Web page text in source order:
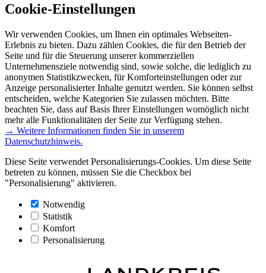
Cookie-Einstellungen
Wir verwenden Cookies, um Ihnen ein optimales Webseiten-
Erlebnis zu bieten. Dazu zählen Cookies, die für den Betrieb der
Seite und für die Steuerung unserer kommerziellen
Unternehmensziele notwendig sind, sowie solche, die lediglich zu
anonymen Statistikzwecken, für Komforteinstellungen oder zur
Anzeige personalisierter Inhalte genutzt werden. Sie können selbst
entscheiden, welche Kategorien Sie zulassen möchten. Bitte
beachten Sie, dass auf Basis Ihrer Einstellungen womöglich nicht
mehr alle Funktionalitäten der Seite zur Verfügung stehen.
→ Weitere Informationen finden Sie in unserem
Datenschutzhinweis.
Diese Seite verwendet Personalisierungs-Cookies. Um diese Seite
betreten zu können, müssen Sie die Checkbox bei
"Personalisierung" aktivieren.
Notwendig
Statistik
Komfort
Personalisierung